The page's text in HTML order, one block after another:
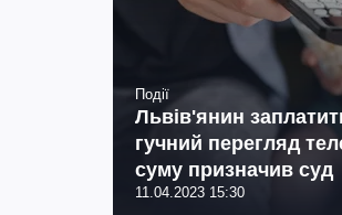
Події
Львів'янин
гучний перегляд
суму призначив суд
11.04.2023 15:30